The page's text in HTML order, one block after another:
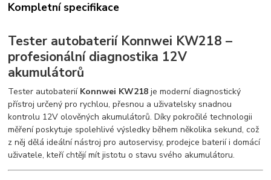
Kompletní specifikace
Tester autobaterií Konnwei KW218 –
profesionální diagnostika 12V
akumulátorů
Tester autobaterií Konnwei KW218 je moderní diagnostický
přístroj určený pro rychlou, přesnou a uživatelsky snadnou
kontrolu 12V olověných akumulátorů. Díky pokročilé technologii
měření poskytuje spolehlivé výsledky během několika sekund, což
z něj dělá ideální nástroj pro autoservisy, prodejce baterií i domácí
uživatele, kteří chtějí mít jistotu o stavu svého akumulátoru.